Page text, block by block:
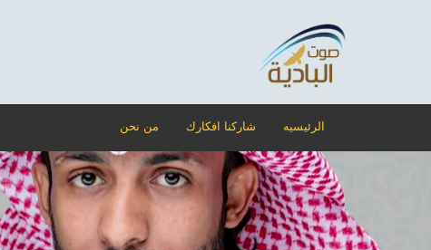
من نحن شاركنا افكارك الرئيسيه